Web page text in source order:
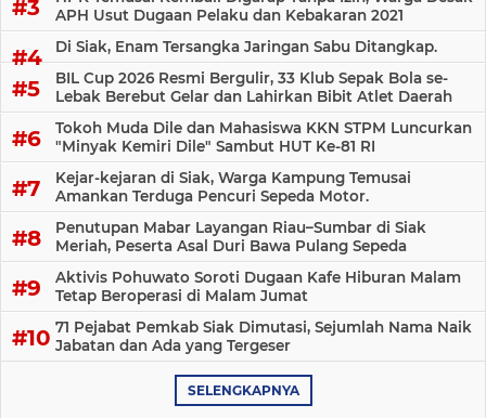
APH Usut Dugaan Pelaku dan Kebakaran 2021
Di Siak, Enam Tersangka Jaringan Sabu Ditangkap.
BIL Cup 2026 Resmi Bergulir, 33 Klub Sepak Bola se-
Lebak Berebut Gelar dan Lahirkan Bibit Atlet Daerah
Tokoh Muda Dile dan Mahasiswa KKN STPM Luncurkan
"Minyak Kemiri Dile" Sambut HUT Ke-81 RI
Kejar-kejaran di Siak, Warga Kampung Temusai
Amankan Terduga Pencuri Sepeda Motor.
Penutupan Mabar Layangan Riau–Sumbar di Siak
Meriah, Peserta Asal Duri Bawa Pulang Sepeda
Aktivis Pohuwato Soroti Dugaan Kafe Hiburan Malam
Tetap Beroperasi di Malam Jumat
71 Pejabat Pemkab Siak Dimutasi, Sejumlah Nama Naik
Jabatan dan Ada yang Tergeser
SELENGKAPNYA